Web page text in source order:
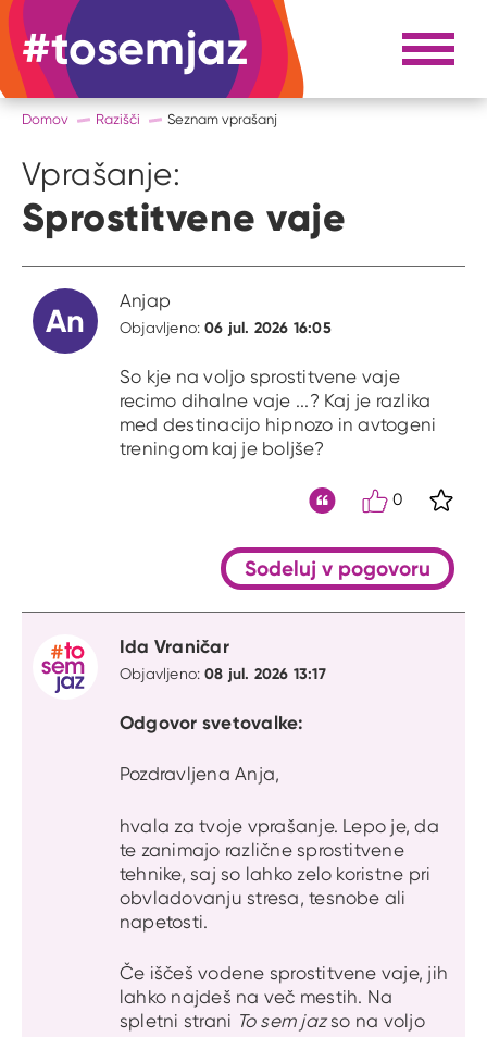
#tosemjaz #to sem jaz Razpri
Domov Razišči Seznam vprašanj
Vprašanje:
Sprostitvene vaje
An
Anjap
Objavljeno:06 jul. 2026 16:05
So kje na voljo sprostitvene vaje
recimo dihalne vaje ...? Kaj je razlika
med destinacijo hipnozo in avtogeni
treningom kaj je boljše?
0
Sodeluj v pogovoru
Ida Vraničar
Objavljeno:08 jul. 2026 13:17
Odgovor svetovalke:
Pozdravljena Anja,
hvala za tvoje vprašanje. Lepo je, da
te zanimajo različne sprostitvene
tehnike, saj so lahko zelo koristne pri
obvladovanju stresa, tesnobe ali
napetosti.
Če iščeš vodene sprostitvene vaje, jih
lahko najdeš na več mestih. Na
spletni strani To sem jazso na voljo